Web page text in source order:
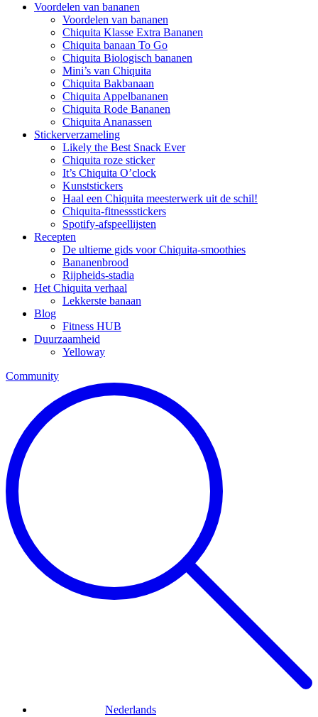
Voordelen van bananen
Voordelen van bananen
Chiquita Klasse Extra Bananen
Chiquita banaan To Go
Chiquita Biologisch bananen
Mini’s van Chiquita
Chiquita Bakbanaan
Chiquita Appelbananen
Chiquita Rode Bananen
Chiquita Ananassen
Stickerverzameling
Likely the Best Snack Ever
Chiquita roze sticker
It’s Chiquita O’clock
Kunststickers
Haal een Chiquita meesterwerk uit de schil!
Chiquita-fitnessstickers
Spotify-afspeellijsten
Recepten
De ultieme gids voor Chiquita-smoothies
Bananenbrood
Rijpheids-stadia
Het Chiquita verhaal
Lekkerste banaan
Blog
Fitness HUB
Duurzaamheid
Yelloway
Community
Nederlands